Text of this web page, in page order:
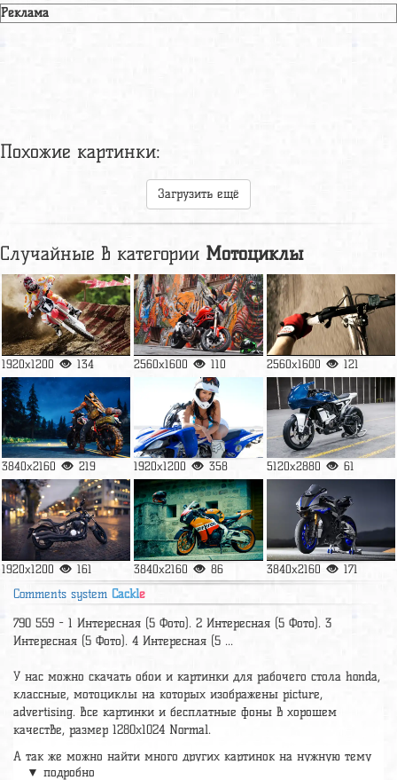
Реклама
Похожие картинки:
Загрузить ещё
Случайные в категории Мотоциклы
1920x1200 134 2560x1600 110 2560x1600 121
3840x2160 219 1920x1200 358 5120x2880 61
1920x1200 161 3840x2160 86 3840x2160 171
Comments system Cackle
790 559 - 1 Интересная (5 Фото). 2 Интересная (5 Фото). 3
Интересная (5 Фото). 4 Интересная (5 ...
У нас можно скачать обои и картинки для рабочего стола honda,
классные, мотоциклы на которых изображены picture,
advertising. Все картинки и бесплатные фоны в хорошем
качестве, размер 1280x1024 Normal.
А так же можно найти много других картинок на нужную тему
разделобои Мотоциклы
▼ подробно